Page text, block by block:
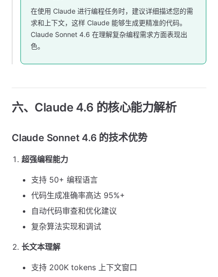
在使用 Claude 进行编程任务时，建议详细描述您的需
求和上下文，这样 Claude 能够生成更精准的代码。
Claude Sonnet 4.6 在理解复杂编程需求方面表现出
色。
六、Claude 4.6 的核心能力解析
Claude Sonnet 4.6 的技术优势
超强编程能力
支持 50+ 编程语言
代码生成准确率高达 95%+
自动代码审查和优化建议
复杂算法实现和调试
长文本理解
支持 200K tokens 上下文窗口